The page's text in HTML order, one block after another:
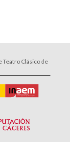
Teatro Clásico de